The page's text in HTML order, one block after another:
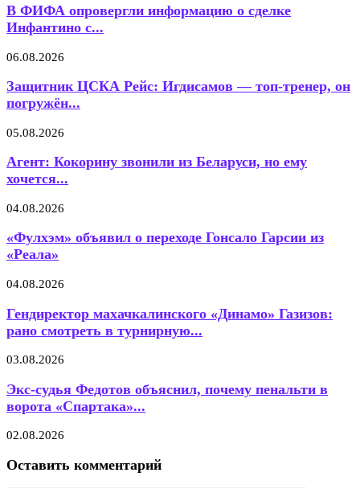
В ФИФА опровергли информацию о сделке
Инфантино с...
06.08.2026
Защитник ЦСКА Рейс: Игдисамов — топ-тренер, он
погружён...
05.08.2026
Агент: Кокорину звонили из Беларуси, но ему
хочется...
04.08.2026
«Фулхэм» объявил о переходе Гонсало Гарсии из
«Реала»
04.08.2026
Гендиректор махачкалинского «Динамо» Газизов:
рано смотреть в турнирную...
03.08.2026
Экс-судья Федотов объяснил, почему пенальти в
ворота «Спартака»...
02.08.2026
Оставить комментарий